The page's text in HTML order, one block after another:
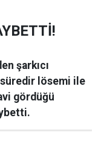
şarkıcı
süredir lösemi ile
gördüğü